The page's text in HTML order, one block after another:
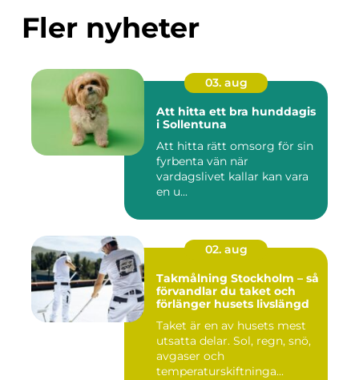
Fler nyheter
03. aug
Att hitta ett bra hunddagis
i Sollentuna
Att hitta rätt omsorg för sin
fyrbenta vän när
vardagslivet kallar kan vara
en u...
02. aug
Takmålning Stockholm – så
förvandlar du taket och
förlänger husets livslängd
Taket är en av husets mest
utsatta delar. Sol, regn, snö,
avgaser och
temperaturskiftninga...